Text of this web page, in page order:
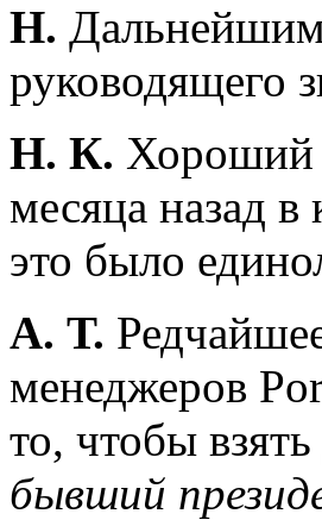
Н.
руководящего
Н. К. Хороший
месяца назад
это было
А. Т.
менеджеров
то, чтобы
бывший